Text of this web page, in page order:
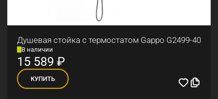
Душевая стойка с термостатом Gappo G2499-40
В наличии
15 589 ₽
КУПИТЬ